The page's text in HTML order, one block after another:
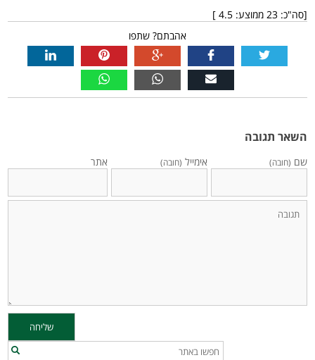
[סה"כ: 23 ממוצע: 4.5
]
אהבתם? שתפו
השאר תגובה
שם (חובה) אימייל (חובה) אתר